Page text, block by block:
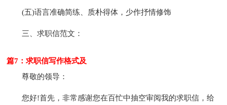
(五)语言准确简练、质朴得体，少作抒情修饰
三、求职信范文：
篇7：求职信写作格式及
尊敬的领导：
您好!首先，非常感谢您在百忙中抽空审阅我的求职信，给